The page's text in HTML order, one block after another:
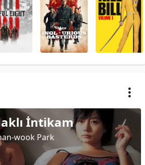
İntikam
wook Park